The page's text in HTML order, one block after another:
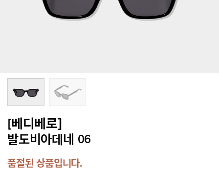
[베디베로]
발도비아데네 06
품절된 상품입니다.